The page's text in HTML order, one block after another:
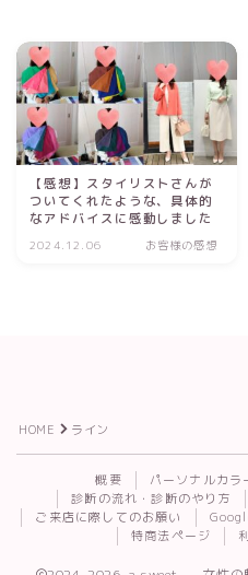
お申し込み
【感想】スタイリストさんが
ついてくれたような、具体的
なアドバイスに感動しました
2024.12.06 お客様の感想
HOME ライン
概要
パーソナルカ
診断の流れ・診断のやり方
ご来店に際してのお願い
特商法ページ